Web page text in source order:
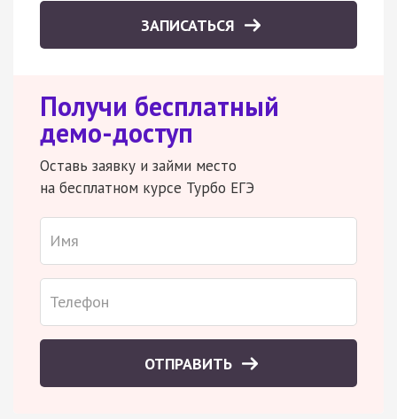
ЗАПИСАТЬСЯ
Получи бесплатный
демо-доступ
Оставь заявку и займи место
на бесплатном курсе Турбо ЕГЭ
ОТПРАВИТЬ